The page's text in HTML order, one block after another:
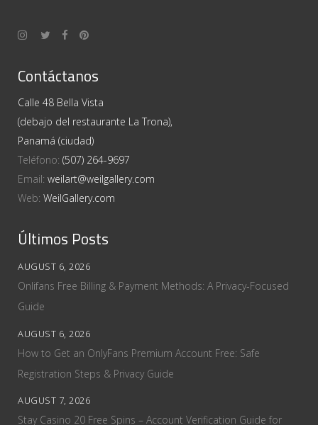
Contáctanos
Calle 48 Bella Vista
(debajo del restaurante La Trona),
Panamá (ciudad)
Teléfono: (507) 264-9697
Email: weilart@weilgallery.com
Web: WeilGallery.com
Últimos Posts
AUGUST 6, 2026
Onlifans Free Billing & Payment Methods: A Privacy‑Focused
Guide
AUGUST 6, 2026
How to Get an OnlyFans Premium Account Free: Safe
Registration Steps & Privacy Guide
AUGUST 7, 2026
Stay Casino 20 Free Spins – Account Verification Guide for